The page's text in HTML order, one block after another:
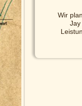
Wir